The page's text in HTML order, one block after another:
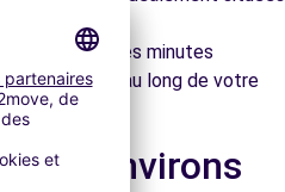
en quelques minutes
tout au long de votre
les environs